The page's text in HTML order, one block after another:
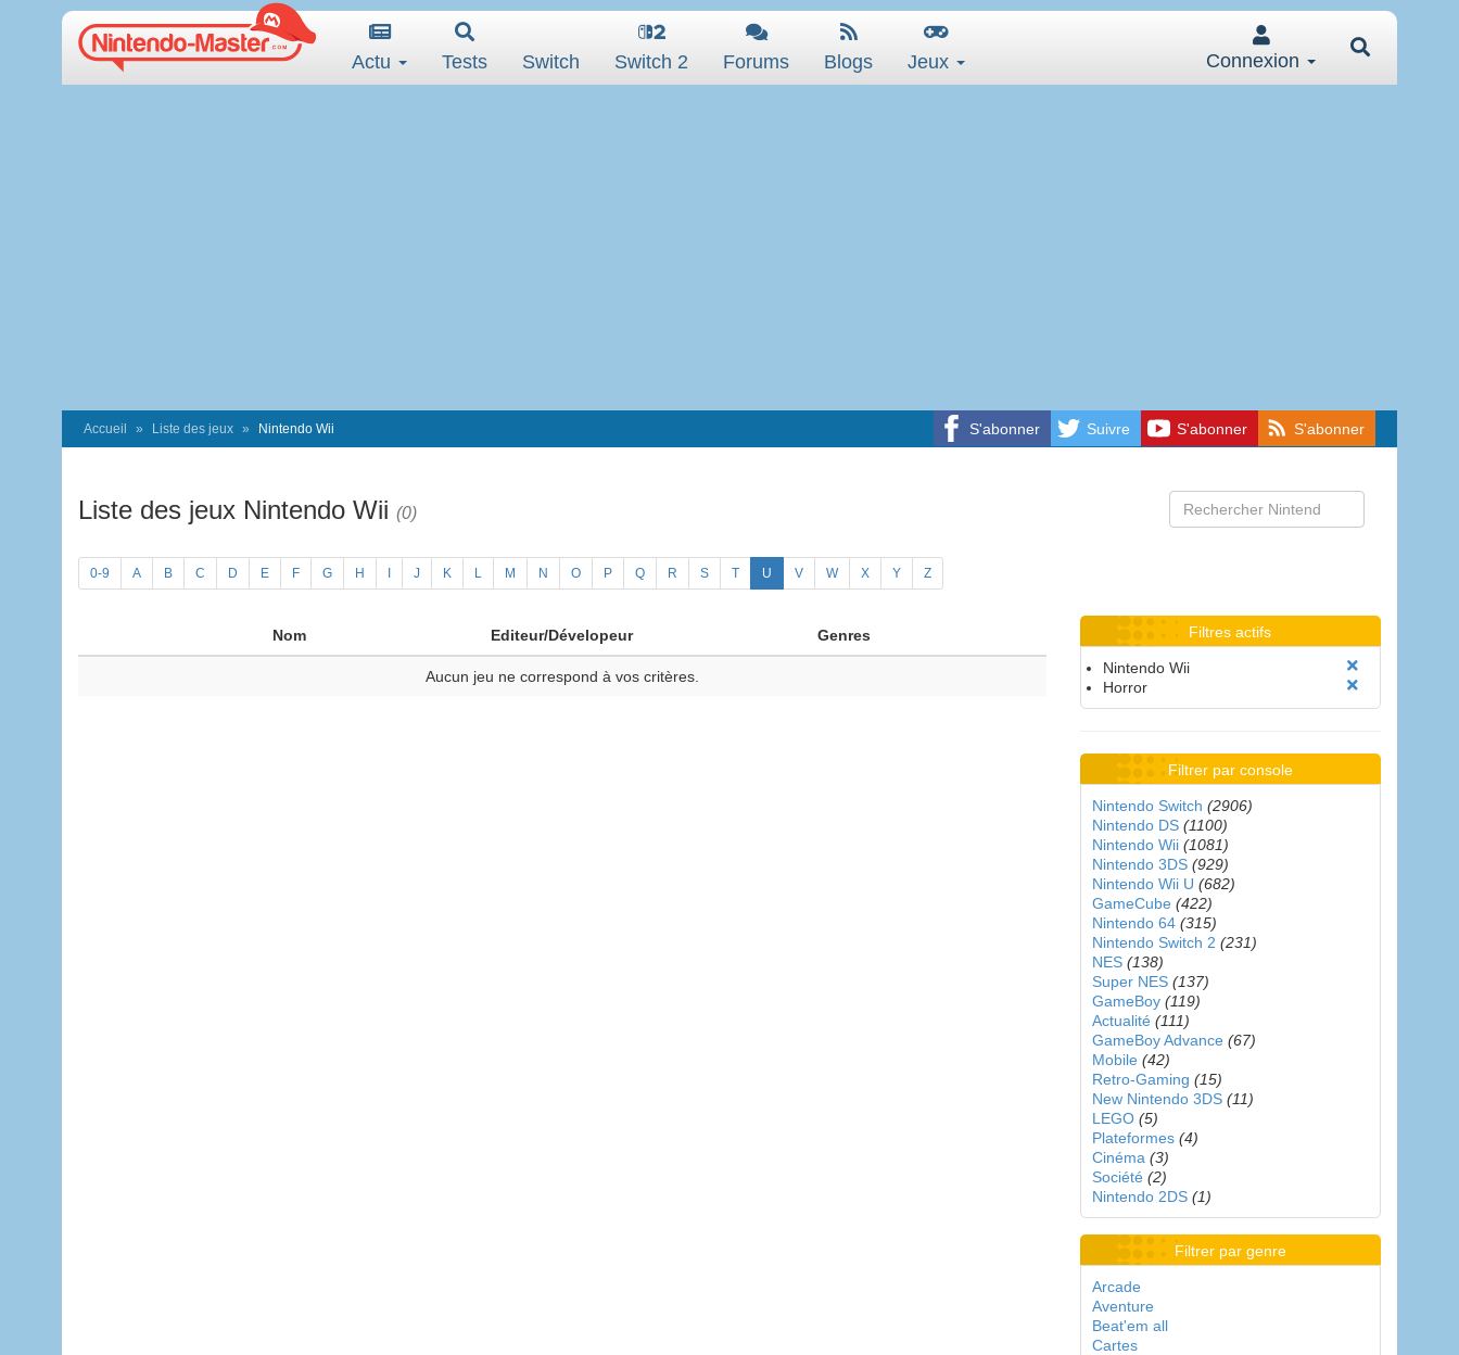
Actu Tests Switch Switch 2 Forums Blogs Jeux Connexion
S'abonner Suivre S'abonner S'abonner
Accueil Liste des jeux Nintendo Wii
Liste des jeux Nintendo Wii (0)
0-9 A B C D E F G H J K L M N O P Q R S T U V W X Y Z
Nom Editeur/Dévelopeur Genres
Aucun jeu ne correspond à vos critères.
Filtres actifs
Nintendo Wii
Horror
Filtrer par console
Nintendo Switch (2906)
Nintendo DS (1100)
Nintendo Wii (1081)
Nintendo 3DS (929)
Nintendo Wii U (682)
GameCube (422)
Nintendo 64 (315)
Nintendo Switch 2 (231)
NES (138)
Super NES (137)
GameBoy (119)
Actualité (111)
GameBoy Advance (67)
Mobile (42)
Retro-Gaming (15)
New Nintendo 3DS (11)
LEGO (5)
Plateformes (4)
Cinéma (3)
Société (2)
Nintendo 2DS (1)
Filtrer par genre
Arcade
Aventure
Beat'em all
Cartes